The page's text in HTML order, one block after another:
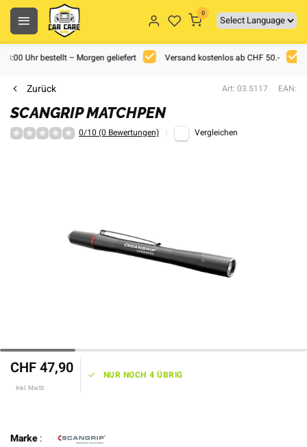
0
Uhr bestellt – Morgen geliefert Versand kostenlos ab CHF 50.-
Zurück Art: 03.5117 EAN:
SCANGRIP MATCHPEN
0/10 (0 Bewertungen) Vergleichen
CHF 47,90
Inkl. MwSt.
NUR NOCH 4 ÜBRIG
Marke: